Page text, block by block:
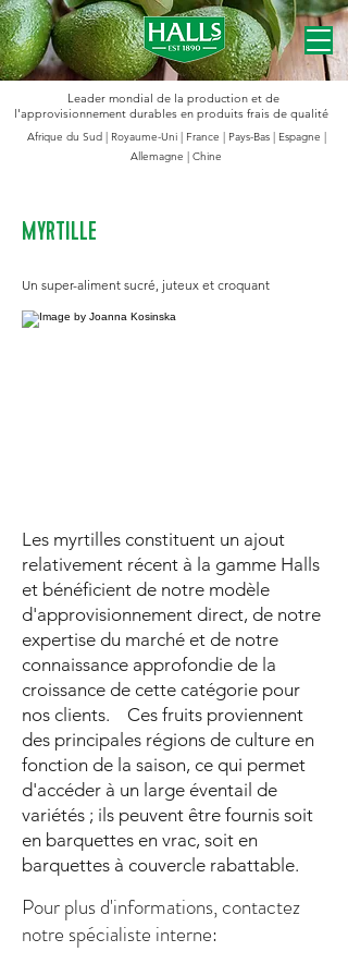
Leader mondial de la production et de
l'approvisionnement durables en produits frais de qualité
Afrique du Sud | Royaume-Uni | France | Pays-Bas | Espagne |
Allemagne | Chine
MYRTILLE
Un super-aliment sucré, juteux et croquant
Les myrtilles constituent un ajout
relativement récent à la gamme Halls
et bénéficient de notre modèle
d'approvisionnement direct, de notre
expertise du marché et de notre
connaissance approfondie de la
croissance de cette catégorie pour
nos clients. Ces fruits proviennent
des principales régions de culture en
fonction de la saison, ce qui permet
d'accéder à un large éventail de
variétés ; ils peuvent être fournis soit
en barquettes en vrac, soit en
barquettes à couvercle rabattable.
Pour plus d'informations, contactez
notre spécialiste interne: